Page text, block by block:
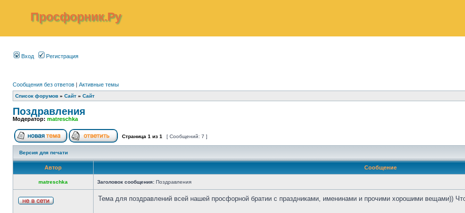
Просфорник.Ру
Вход Регистрация
Сообщения без ответов | Активные темы
Список форумов » Сайт » Сайт
Поздравления
Модератор: matreschka
Страница 1 из 1 [ Сообщений: 7 ]
Версия для печати
Автор Сообщение
matreschka Заголовок сообщения: Поздравления
Тема для поздравлений всей нашей просфорной братии с праздниками, именинами и прочими хорошими вещами))